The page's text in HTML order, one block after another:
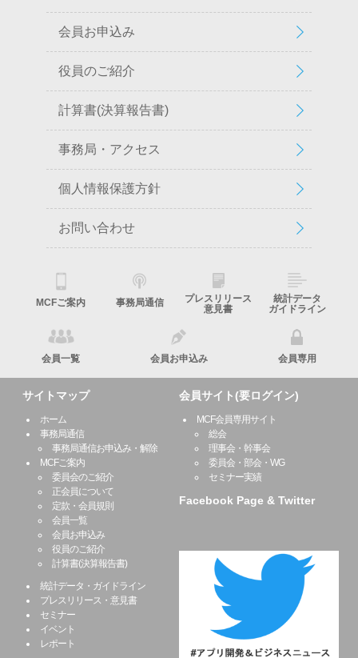
会員お申込み
役員のご紹介
計算書(決算報告書)
事務局・アクセス
個人情報保護方針
お問い合わせ
MCFご案内 事務局通信
プレスリリース
意見書
統計データ
ガイドライン
会員一覧 会員お申込み 会員専用
サイトマップ
ホーム
事務局通信
事務局通信お申込み・解除
MCFご案内
委員会のご紹介
正会員について
定款・会員規則
会員一覧
会員お申込み
役員のご紹介
計算書(決算報告書)
統計データ・ガイドライン
プレスリリース・意見書
セミナー
イベント
レポート
会員サイト(要ログイン)
MCF会員専用サイト
総会
理事会・幹事会
委員会・部会・WG
セミナー実績
Facebook Page & Twitter